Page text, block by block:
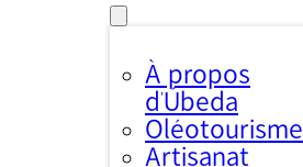
À propos
d’Úbeda
Oléotourisme
Artisanat